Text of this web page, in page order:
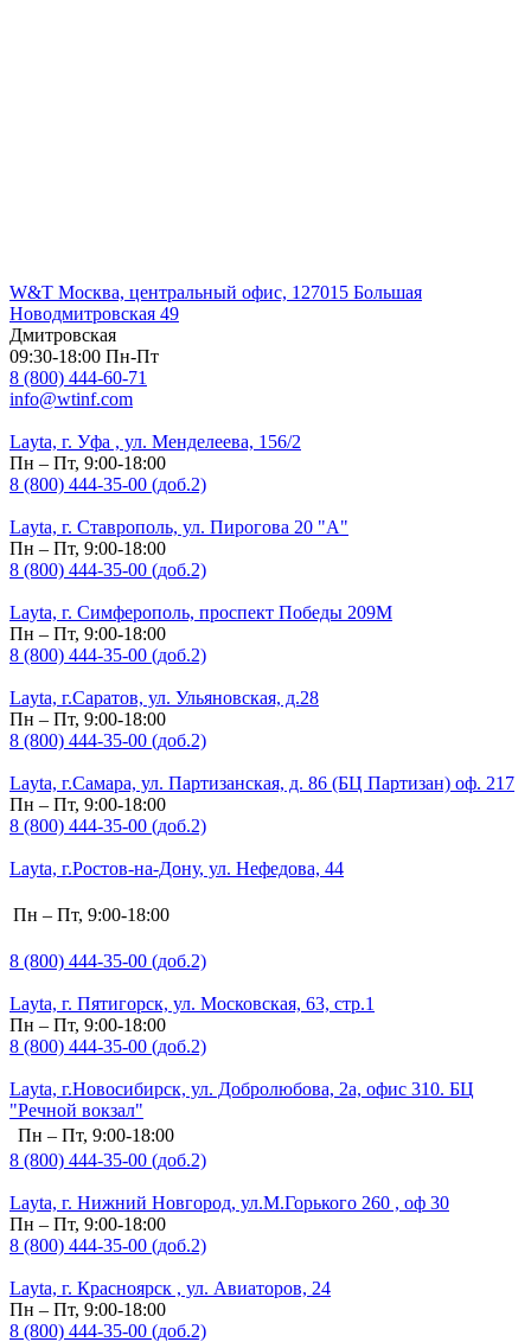
W&T Москва, центральный офис, 127015 Большая
Новодмитровская 49
Дмитровская
09:30-18:00 Пн-Пт
8 (800) 444-60-71
info@wtinf.com
Layta, г. Уфа , ул. Менделеева, 156/2
Пн – Пт, 9:00-18:00
8 (800) 444-35-00 (доб.2)
Layta, г. Ставрополь, ул. Пирогова 20 "А"
Пн – Пт, 9:00-18:00
8 (800) 444-35-00 (доб.2)
Layta, г. Симферополь, проспект Победы 209М
Пн – Пт, 9:00-18:00
8 (800) 444-35-00 (доб.2)
Layta, г.Саратов, ул. Ульяновская, д.28
Пн – Пт, 9:00-18:00
8 (800) 444-35-00 (доб.2)
Layta, г.Самара, ул. Партизанская, д. 86 (БЦ Партизан) оф. 217
Пн – Пт, 9:00-18:00
8 (800) 444-35-00 (доб.2)
Layta, г.Ростов-на-Дону, ул. Нефедова, 44
Пн – Пт, 9:00-18:00
8 (800) 444-35-00 (доб.2)
Layta, г. Пятигорск, ул. Московская, 63, стр.1
Пн – Пт, 9:00-18:00
8 (800) 444-35-00 (доб.2)
Layta, г.Новосибирск, ул. Добролюбова, 2а, офис 310. БЦ
"Речной вокзал"
Пн – Пт, 9:00-18:00
8 (800) 444-35-00 (доб.2)
Layta, г. Нижний Новгород, ул.М.Горького 260 , оф 30
Пн – Пт, 9:00-18:00
8 (800) 444-35-00 (доб.2)
Layta, г. Красноярск , ул. Авиаторов, 24
Пн – Пт, 9:00-18:00
8 (800) 444-35-00 (доб.2)